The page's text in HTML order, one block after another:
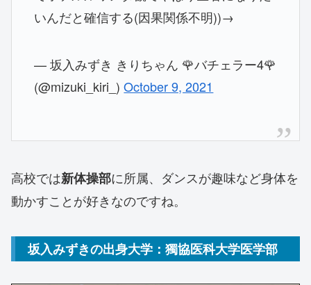
いんだと確信する(因果関係不明))→
— 坂入みずき きりちゃん 🌹バチェラー4🌹
(@mizuki_kiri_)October 9, 2021
高校では新体操部に所属、ダンスが趣味など身体を
動かすことが好きなのですね。
坂入みずきの出身大学：獨協医科大学医学部